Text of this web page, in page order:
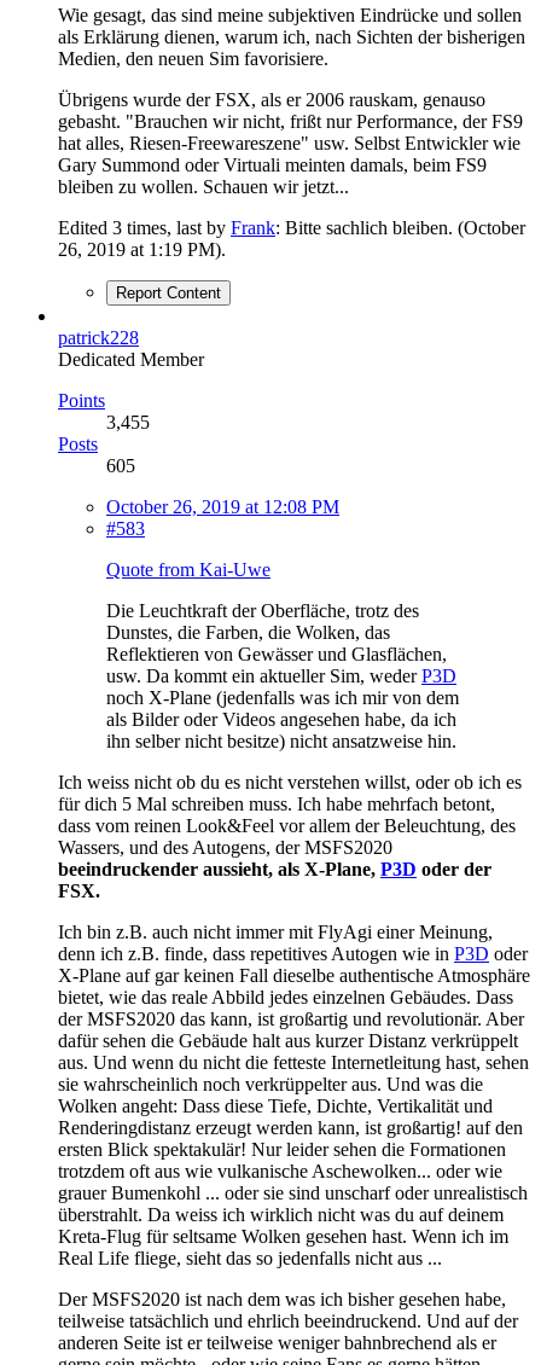
Wie gesagt, das sind meine subjektiven Eindrücke und sollen
als Erklärung dienen, warum ich, nach Sichten der bisherigen
Medien, den neuen Sim favorisiere.
Übrigens wurde der FSX, als er 2006 rauskam, genauso
gebasht. "Brauchen wir nicht, frißt nur Performance, der FS9
hat alles, Riesen-Freewareszene" usw. Selbst Entwickler wie
Gary Summond oder Virtuali meinten damals, beim FS9
bleiben zu wollen. Schauen wir jetzt...
Edited 3 times, last by Frank: Bitte sachlich bleiben. (October
26, 2019 at 1:19 PM).
Report Content
patrick228
Dedicated Member
Points
3,455
Posts
605
October 26, 2019 at 12:08 PM
#583
Quote from Kai-Uwe
Die Leuchtkraft der Oberfläche, trotz des
Dunstes, die Farben, die Wolken, das
Reflektieren von Gewässer und Glasflächen,
usw. Da kommt ein aktueller Sim, wederP3D
noch X-Plane (jedenfalls was ich mir von dem
als Bilder oder Videos angesehen habe, da ich
ihn selber nicht besitze) nicht ansatzweise hin.
Ich weiss nicht ob du es nicht verstehen willst, oder ob ich es
für dich 5 Mal schreiben muss. Ich habe mehrfach betont,
dass vom reinen Look&Feel vor allem der Beleuchtung, des
Wassers, und des Autogens, der MSFS2020
beeindruckender aussieht, als X-Plane, P3D oder der
FSX.
Ich bin z.B. auch nicht immer mit FlyAgi einer Meinung,
denn ich z.B. finde, dass repetitives Autogen wie in P3D oder
X-Plane auf gar keinen Fall dieselbe authentische Atmosphäre
bietet, wie das reale Abbild jedes einzelnen Gebäudes. Dass
der MSFS2020 das kann, ist großartig und revolutionär. Aber
dafür sehen die Gebäude halt aus kurzer Distanz verkrüppelt
aus. Und wenn du nicht die fetteste Internetleitung hast, sehen
sie wahrscheinlich noch verkrüppelter aus. Und was die
Wolken angeht: Dass diese Tiefe, Dichte, Vertikalität und
Renderingdistanz erzeugt werden kann, ist großartig! auf den
ersten Blick spektakulär! Nur leider sehen die Formationen
trotzdem oft aus wie vulkanische Aschewolken... oder wie
grauer Bumenkohl ... oder sie sind unscharf oder unrealistisch
überstrahlt. Da weiss ich wirklich nicht was du auf deinem
Kreta-Flug für seltsame Wolken gesehen hast. Wenn ich im
Real Life fliege, sieht das so jedenfalls nicht aus ...
Der MSFS2020 ist nach dem was ich bisher gesehen habe,
teilweise tatsächlich und ehrlich beeindruckend. Und auf der
anderen Seite ist er teilweise weniger bahnbrechend als er